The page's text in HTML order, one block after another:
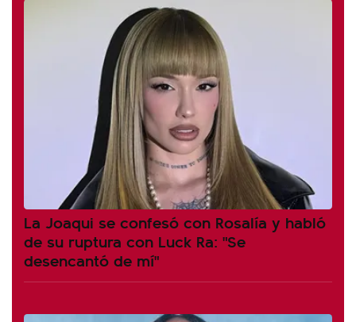
La Joaqui se confesó con Rosalía y habló
de su ruptura con Luck Ra: "Se
desencantó de mí"